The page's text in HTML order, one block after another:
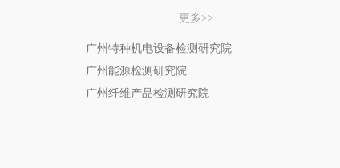
更多>>
广州特种机电设备检测研究院
广州能源检测研究院
广州纤维产品检测研究院